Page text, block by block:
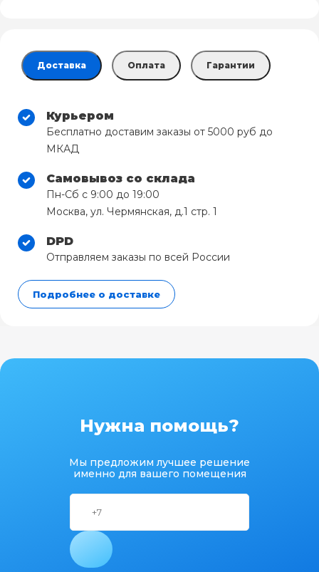
Доставка Оплата Гарантии
Курьером
Бесплатно доставим заказы от 5000 руб до
МКАД
Самовывоз со склада
Пн-Сб с 9:00 до 19:00
Москва, ул. Чермянская, д.1 стр. 1
DPD
Отправляем заказы по всей России
Подробнее о доставке
Нужна помощь?
Мы предложим лучшее решение
именно для вашего помещения